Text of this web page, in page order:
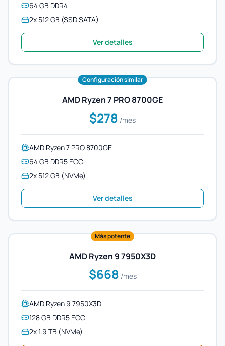
64 GB DDR4
2x 512 GB (SSD SATA)
Ver detalles
Configuración similar
AMD Ryzen 7 PRO 8700GE
$278 /mes
AMD Ryzen 7 PRO 8700GE
64 GB DDR5 ECC
2x 512 GB (NVMe)
Ver detalles
Más potente
AMD Ryzen 9 7950X3D
$668 /mes
AMD Ryzen 9 7950X3D
128 GB DDR5 ECC
2x 1.9 TB (NVMe)